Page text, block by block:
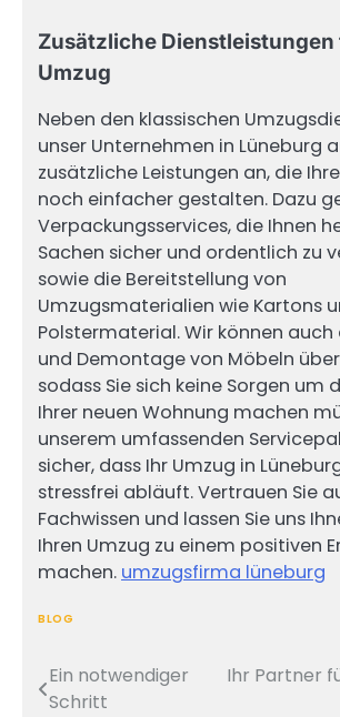
Zusätzliche Dienstleistungen
Umzug
Neben den klassischen
unser Unternehmen in Lüneburg
zusätzliche Leistungen an, die
noch einfacher gestalten. Dazu
Verpackungsservices, die Ihnen
Sachen sicher und ordentlich zu
sowie die Bereitstellung von
Umzugsmaterialien wie Kartons
Polstermaterial. Wir können
und Demontage von Möbeln
sodass Sie sich keine Sorgen um
Ihrer neuen Wohnung machen
unserem umfassenden
sicher, dass Ihr Umzug in
stressfrei abläuft. Vertrauen Sie
Fachwissen und lassen Sie uns
Ihren Umzug zu einem positiven
machen. umzugsfirma lüneburg
BLOG
Post
Ein notwendiger
Schritt
Ihr Partner